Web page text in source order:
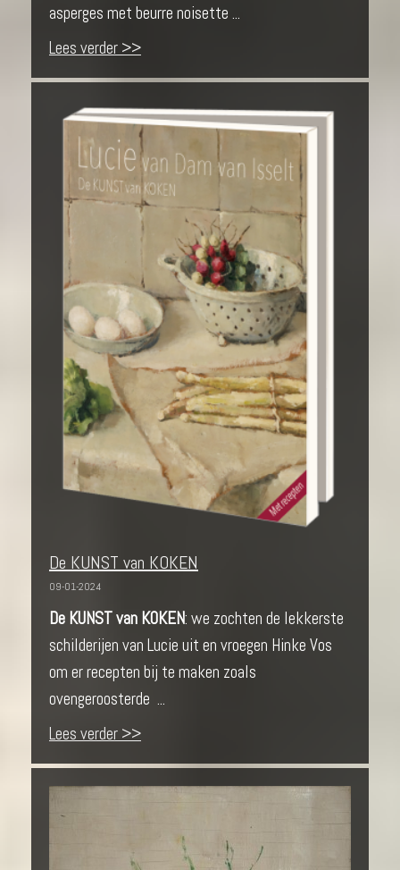
asperges met beurre noisette ...
Lees verder >>
De KUNST van KOKEN
09-01-2024
De KUNST van KOKEN: we zochten de lekkerste
schilderijen van Lucie uit en vroegen Hinke Vos
om er recepten bij te maken zoals
ovengeroosterde ...
Lees verder >>